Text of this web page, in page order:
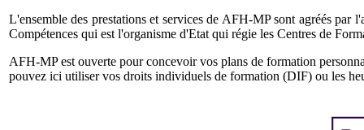
L'ensemble des prestations et services de AFH-MP sont agréés
Compétences qui est l'organisme d'Etat qui régie les Centres de
AFH-MP est ouverte pour concevoir vos plans de formation
pouvez ici utiliser vos droits individuels de formation (DIF) ou les